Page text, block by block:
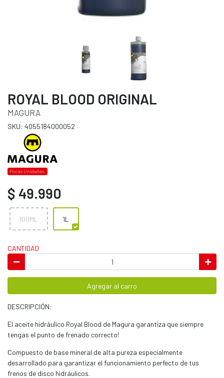
ROYAL BLOOD ORIGINAL
MAGURA
SKU: 4055184000052
Pocas Unidades.
$ 49.990
100ML 1L
CANTIDAD
Agregar al carro
DESCRIPCIÓN:
El aceite hidráulico Royal Blood de Magura garantiza que siempre
tengas el punto de frenado correcto!
Compuesto de base mineral de alta pureza especialmente
desarrollado para garantizar el funcionamiento perfecto de tus
frenos de disco hidráulicos.